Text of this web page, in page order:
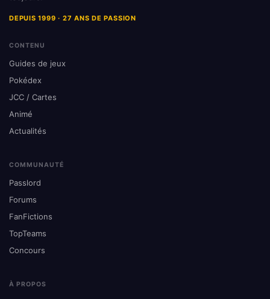
DEPUIS 1999 · 27 ANS DE PASSION
CONTENU
Guides de jeux
Pokédex
JCC / Cartes
Animé
Actualités
COMMUNAUTÉ
Passlord
Forums
FanFictions
TopTeams
Concours
À PROPOS